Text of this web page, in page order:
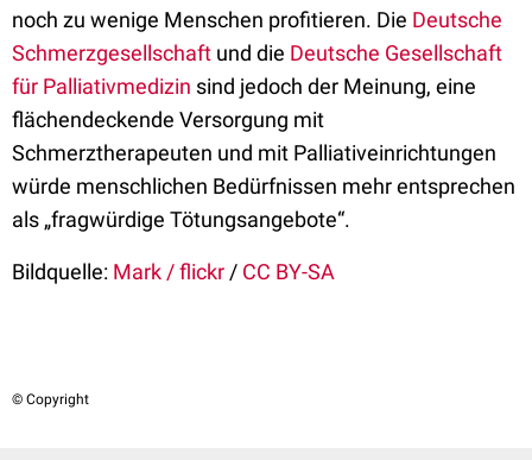
noch zu wenige Menschen profitieren. Die Deutsche
Schmerzgesellschaft und die Deutsche Gesellschaft
für Palliativmedizin sind jedoch der Meinung, eine
flächendeckende Versorgung mit
Schmerztherapeuten und mit Palliativeinrichtungen
würde menschlichen Bedürfnissen mehr entsprechen
als „fragwürdige Tötungsangebote“.
Bildquelle: Mark / flickr / CC BY-SA
© Copyright